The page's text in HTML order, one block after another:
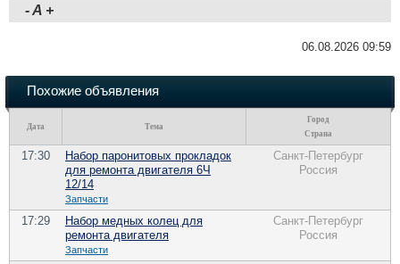
-A +
06.08.2026 09:59
Похожие объявления
Дата Тема
Город
Страна
17:30
Набор паронитовых прокладок
для ремонта двигателя 6Ч
12/14
Запчасти
Санкт-Петербург
Россия
17:29
Набор медных колец для
ремонта двигателя
Запчасти
Санкт-Петербург
Россия